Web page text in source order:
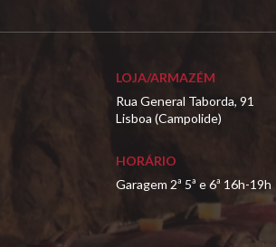
LOJA/ARMAZÉM
Rua General Taborda, 91
Lisboa (Campolide)
HORÁRIO
Garagem 2ª 5ª e 6ª 16h-19h